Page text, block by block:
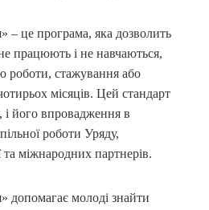
– це програма, яка дозволить
працюють і не навчаються,
роботи, стажування або
місяців. Цей стандарт
і його впровадження в
роботи Уряду,
та міжнародних партнерів.
допомагає молоді знайти